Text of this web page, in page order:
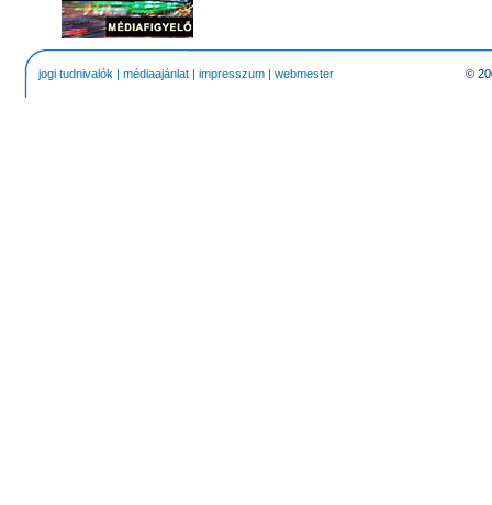
jogi tudnivalók | médiaajánlat | impresszum | webmester ©